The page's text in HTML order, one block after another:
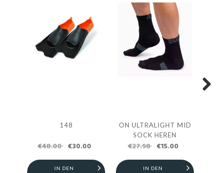
148
€48.00 €30.00
IN DEN
ON ULTRALIGHT MID
SOCK HEREN
€27.98 €15.00
IN DEN